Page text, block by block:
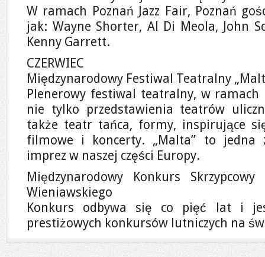
W ramach Poznań Jazz Fair, Poznań
jak: Wayne Shorter, Al Di Meola, John
Kenny Garrett.
CZERWIEC
Międzynarodowy Festiwal Teatralny
Plenerowy festiwal teatralny, w ramach
nie tylko przedstawienia teatrów
także teatr tańca, formy, inspirujące
filmowe i koncerty. „Malta” to jedna
imprez w naszej części Europy.
Międzynarodowy Konkurs
Wieniawskiego
Konkurs odbywa się co pięć lat i
prestiżowych konkursów lutniczych na